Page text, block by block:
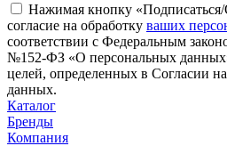
Нажимая кнопку «Подписаться/
согласие на обработку ваших
соответствии с Федеральным
№152-ФЗ «О персональных
целей, определенных в Согласии
данных.
Каталог
Бренды
Компания